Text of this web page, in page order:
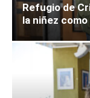
Refugio de
la niñez